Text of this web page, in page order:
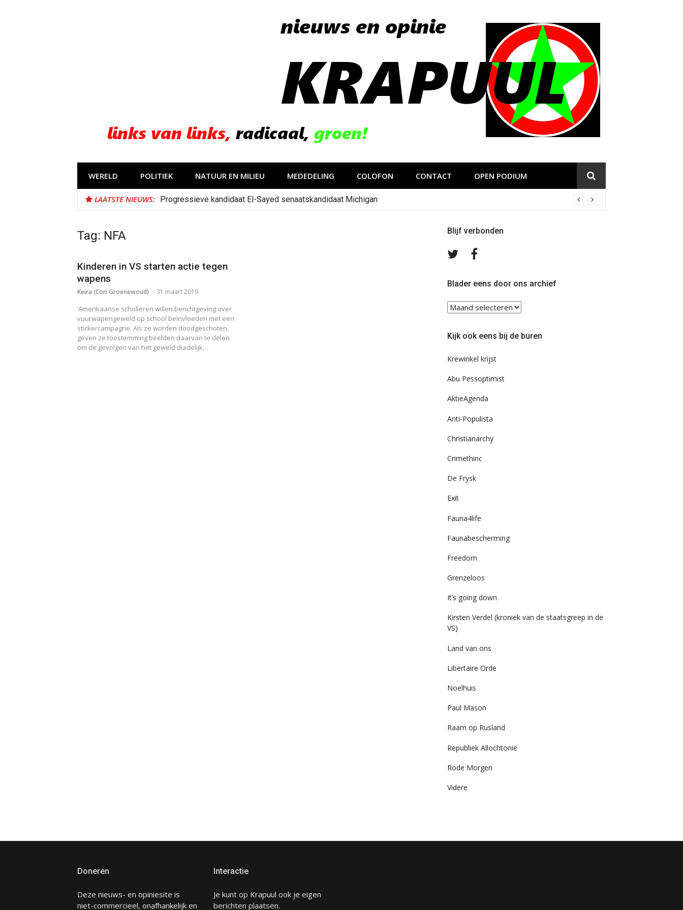
WERELD POLITIEK NATUUR EN MILIEU MEDEDELING COLOFON CONTACT OPEN PODIUM
LAATSTE NIEUWS: Progressieve kandidaat El-Sayed senaatskandidaat Michigan
Tag: NFA
Kinderen in VS starten actie tegen
wapens
Keira (Cori Groenewoud) 31 maart 2019
‘Amerikaanse scholieren willen berichtgeving over
vuurwapengeweld op school beïnvloeden met een
stickercampagne. Als ze worden doodgeschoten,
geven ze toestemming beelden daarvan te delen
om de gevolgen van het geweld duidelijk…
Blijf verbonden
Volg
TwitterFacebook
Blader eens door ons archief
Blader
eens
ons
Kijk ook eens bij de buren
Krewinkel krijst
Abu Pessoptimist
AktieAgenda
Anti-Populista
Christianarchy
Crimethinc
De Frysk
Exit
Fauna4life
Faunabescherming
Freedom
Grenzeloos
It’s going down
Kirsten Verdel (kroniek van de staatsgreep in de
VS)
Land van ons
Libertaire Orde
Noelhuis
Paul Mason
Raam op Rusland
Republiek Allochtonië
Rode Morgen
Videre
Doneren
Deze nieuws- en opiniesite is
niet-commercieel, onafhankelijk en
Interactie
Je kunt op Krapuul ook je eigen
berichten plaatsen.